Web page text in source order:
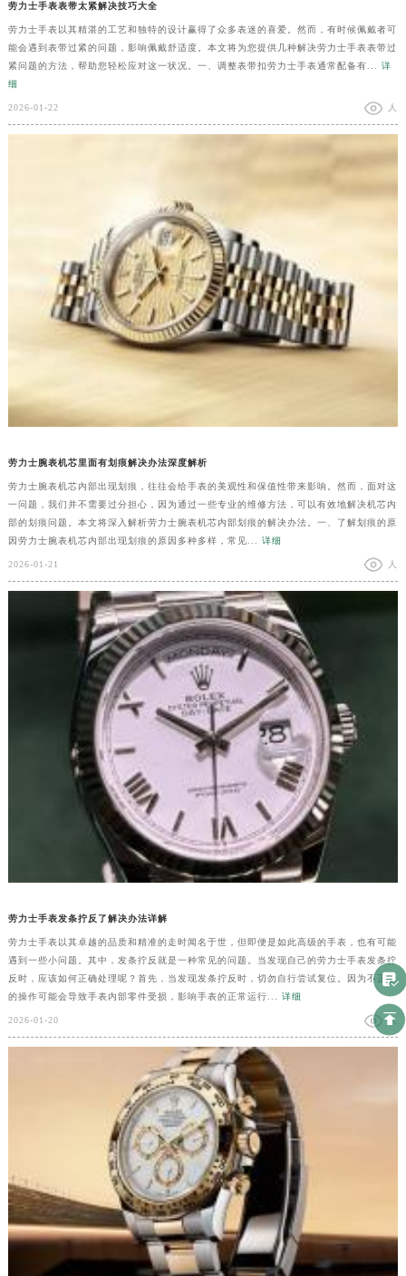
劳力士手表表带太紧解决技巧大全
劳力士手表以其精湛的工艺和独特的设计赢得了众多表迷的喜爱。然而，有时候佩戴者可
能会遇到表带过紧的问题，影响佩戴舒适度。本文将为您提供几种解决劳力士手表表带过
紧问题的方法，帮助您轻松应对这一状况。一、调整表带扣劳力士手表通常配备有... 详
细
2026-01-22 人
劳力士腕表机芯里面有划痕解决办法深度解析
劳力士腕表机芯内部出现划痕，往往会给手表的美观性和保值性带来影响。然而，面对这
一问题，我们并不需要过分担心，因为通过一些专业的维修方法，可以有效地解决机芯内
部的划痕问题。本文将深入解析劳力士腕表机芯内部划痕的解决办法。一、了解划痕的原
因劳力士腕表机芯内部出现划痕的原因多种多样，常见... 详细
2026-01-21 人
劳力士手表发条拧反了解决办法详解
劳力士手表以其卓越的品质和精准的走时闻名于世，但即便是如此高级的手表，也有可能
遇到一些小问题。其中，发条拧反就是一种常见的问题。当发现自己的劳力士手表发条拧
反时，应该如何正确处理呢？首先，当发现发条拧反时，切勿自行尝试复位。因为不正确
的操作可能会导致手表内部零件受损，影响手表的正常运行... 详细
2026-01-20 人